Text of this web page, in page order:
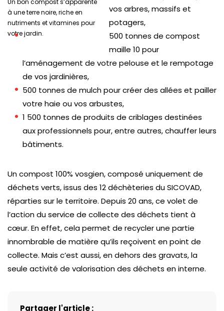
Un bon compost s’apparente
à une terre noire, riche en
nutriments et vitamines pour
votre jardin.
vos arbres, massifs et
potagers,
500 tonnes de compost
maille 10 pour
l’aménagement de votre pelouse et le rempotage
de vos jardinières,
500 tonnes de mulch pour créer des allées et pailler
votre haie ou vos arbustes,
1 500 tonnes de produits de criblages destinées
aux professionnels pour, entre autres, chauffer leurs
bâtiments.
Un compost 100% vosgien, composé uniquement de
déchets verts, issus des 12 déchèteries du SICOVAD,
réparties sur le territoire. Depuis 20 ans, ce volet de
l’action du service de collecte des déchets tient à
cœur. En effet, cela permet de recycler une partie
innombrable de matière qu’ils reçoivent en point de
collecte. Mais c’est aussi, en dehors des gravats, la
seule activité de valorisation des déchets en interne.
Partager l'article :